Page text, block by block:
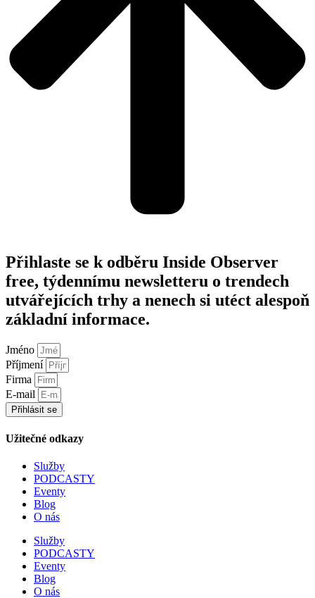
Přihlaste se k odběru Inside Observer
free, týdennímu newsletteru o trendech
utvářejících trhy a nenech si utéct alespoň
základní informace.
Jméno
Příjmení
Firma
E-mail
Přihlásit se
Užitečné odkazy
Služby
PODCASTY
Eventy
Blog
O nás
Služby
PODCASTY
Eventy
Blog
O nás